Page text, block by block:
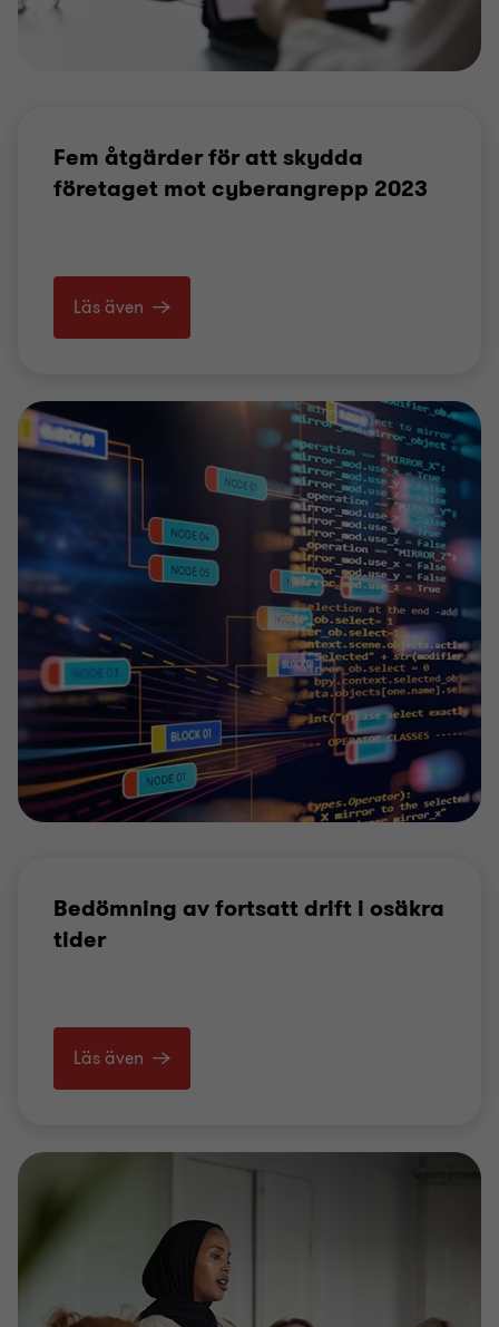
Fem åtgärder för att skydda
företaget mot cyberangrepp 2023
Läs även
Bedömning av fortsatt drift i osäkra
tider
Läs även